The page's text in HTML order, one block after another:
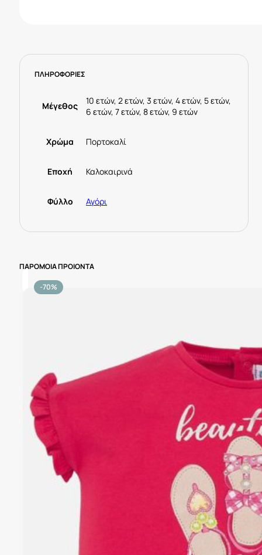
ΠΛΗΡΟΦΟΡΙΕΣ
Μέγεθος
10 ετών, 2 ετών, 3 ετών, 4 ετών, 5 ετών,
6 ετών, 7 ετών, 8 ετών, 9 ετών
Χρώμα Πορτοκαλί
Εποχή Καλοκαιρινά
Φύλλο Αγόρι
ΠΑΡΟΜΟΙΑ ΠΡΟΙΟΝΤΑ
-70%